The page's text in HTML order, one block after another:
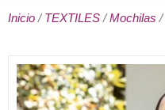
Inicio /TEXTILES /Mochilas /